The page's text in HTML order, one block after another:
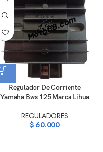
Regulador De Corriente
Yamaha Bws 125 Marca Lihua
REGULADORES
$ 60.000